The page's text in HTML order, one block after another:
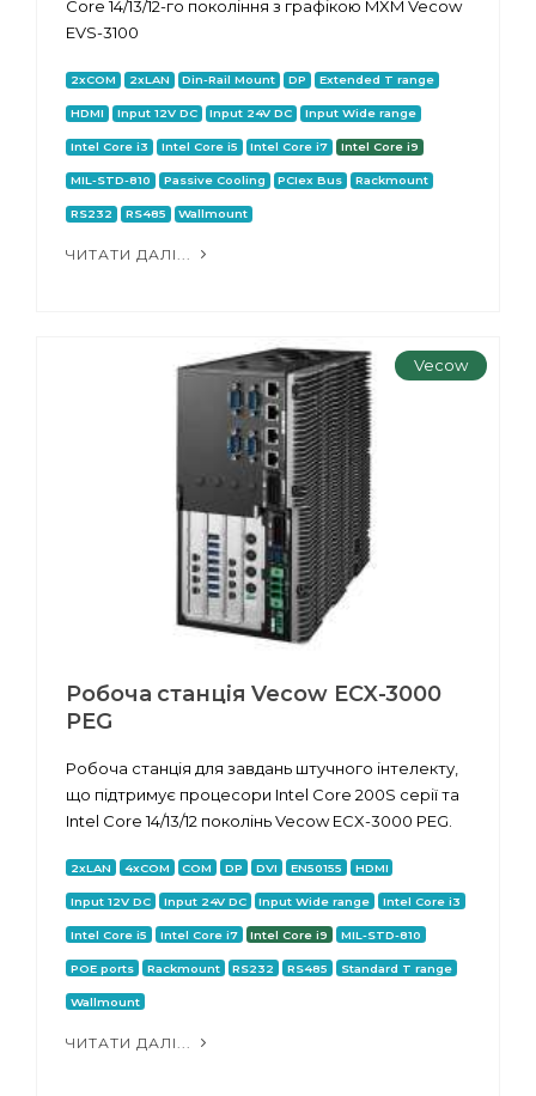
Core 14/13/12-го покоління з графікою MXM Vecow
EVS-3100
2xCOM 2xLAN Din-Rail Mount DP Extended T range
HDMI Input 12V DC Input 24V DC Input Wide range
Intel Core i3 Intel Core i5 Intel Core i7 Intel Core i9
MIL-STD-810 Passive Cooling PCIex Bus Rackmount
RS232 RS485 Wallmount
ЧИТАТИ ДАЛІ...
Vecow
Робоча станція Vecow ECX-3000
PEG
Робоча станція для завдань штучного інтелекту,
що підтримує процесори Intel Core 200S серії та
Intel Core 14/13/12 поколінь Vecow ECX-3000 PEG.
2xLAN 4xCOM COM DP DVI EN50155 HDMI
Input 12V DC Input 24V DC Input Wide range Intel Core i3
Intel Core i5 Intel Core i7 Intel Core i9 MIL-STD-810
POE ports Rackmount RS232 RS485 Standard T range
Wallmount
ЧИТАТИ ДАЛІ...